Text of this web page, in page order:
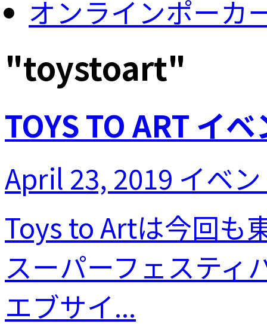
オンラインポーカ
"toystoart"
TOYS TO ART イ
April 23, 2019 イベ
Toys to Artは今回も
スーパーフェスティ
エブサイ...